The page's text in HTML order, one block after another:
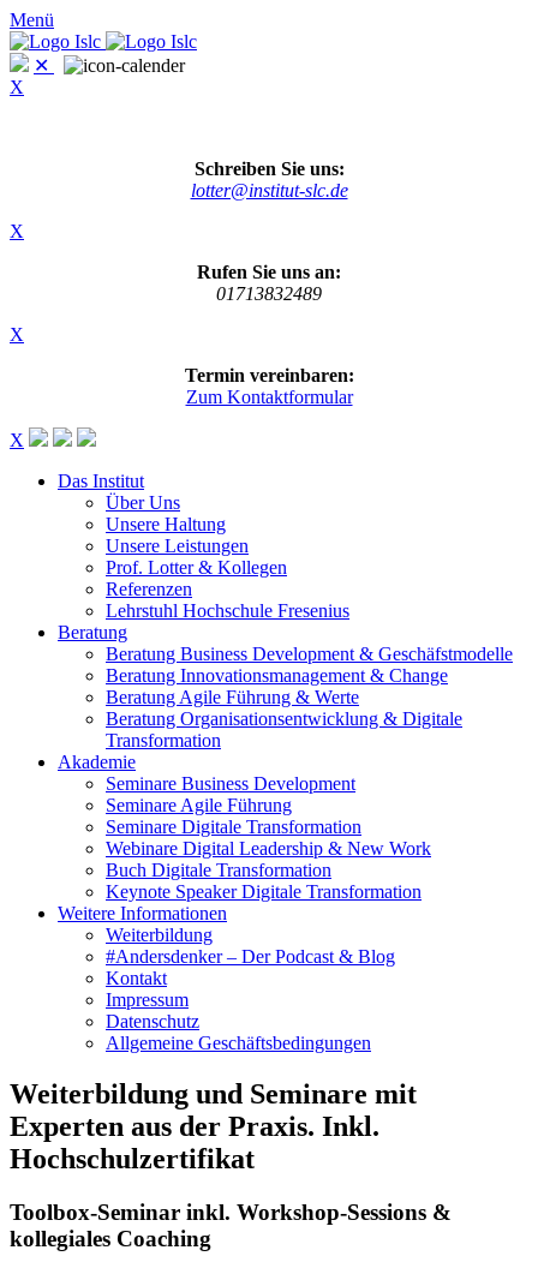
Menü
✕
X
Schreiben Sie uns:
lotter@institut-slc.de
X
Rufen Sie uns an:
01713832489
X
Termin vereinbaren:
Zum Kontaktformular
X
Das Institut
Über Uns
Unsere Haltung
Unsere Leistungen
Prof. Lotter & Kollegen
Referenzen
Lehrstuhl Hochschule Fresenius
Beratung
Beratung Business Development & Geschäfstmodelle
Beratung Innovationsmanagement & Change
Beratung Agile Führung & Werte
Beratung Organisationsentwicklung & Digitale
Transformation
Akademie
Seminare Business Development
Seminare Agile Führung
Seminare Digitale Transformation
Webinare Digital Leadership & New Work
Buch Digitale Transformation
Keynote Speaker Digitale Transformation
Weitere Informationen
Weiterbildung
#Andersdenker – Der Podcast & Blog
Kontakt
Impressum
Datenschutz
Allgemeine Geschäftsbedingungen
Weiterbildung und Seminare mit
Experten aus der Praxis. Inkl.
Hochschulzertifikat
Toolbox-Seminar inkl. Workshop-Sessions &
kollegiales Coaching